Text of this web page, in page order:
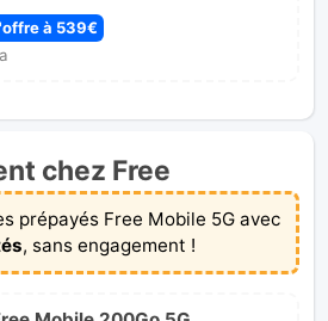
à 539€
chez Free
prépayés Free Mobile 5G avec
, sans engagement !